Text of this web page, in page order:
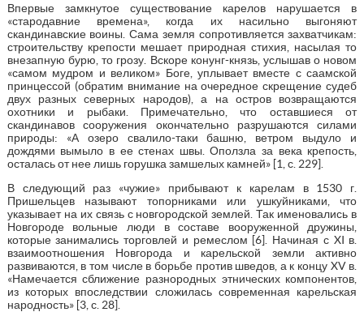
Впервые замкнутое существование карелов нарушается в
«стародавние времена», когда их насильно выгоняют
скандинавские воины. Сама земля сопротивляется захватчикам:
строительству крепости мешает природная стихия, насылая то
внезапную бурю, то грозу. Вскоре конунг-князь, услышав о новом
«самом мудром и великом» Боге, уплывает вместе с саамской
принцессой (обратим внимание на очередное скрещение судеб
двух разных северных народов), а на остров возвращаются
охотники и рыбаки. Примечательно, что оставшиеся от
скандинавов сооружения окончательно разрушаются силами
природы: «А озеро свалило-таки башню, ветром выдуло и
дождями вымыло в ее стенах швы. Оползла за века крепость,
осталась от нее лишь горушка замшелых камней» [1, с. 229].
В следующий раз «чужие» прибывают к карелам в 1530 г.
Пришельцев называют топорниками или ушкуйниками, что
указывает на их связь с новгородской землей. Так именовались в
Новгороде вольные люди в составе вооруженной дружины,
которые занимались торговлей и ремеслом [6]. Начиная с XI в.
взаимоотношения Новгорода и карельской земли активно
развиваются, в том числе в борьбе против шведов, а к концу XV в.
«Намечается сближение разнородных этнических компонентов,
из которых впоследствии сложилась современная карельская
народность» [3, с. 28].